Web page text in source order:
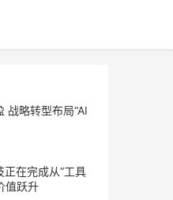
战略转型布局“AI
在完成从“工具
值跃升